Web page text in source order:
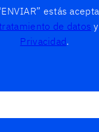
estás
de datos y
Privacidad.